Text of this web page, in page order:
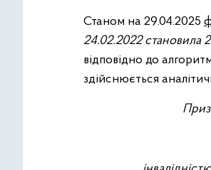
Станом на 29.04.2025
24.02.2022 становила
відповідно до
здійснюється